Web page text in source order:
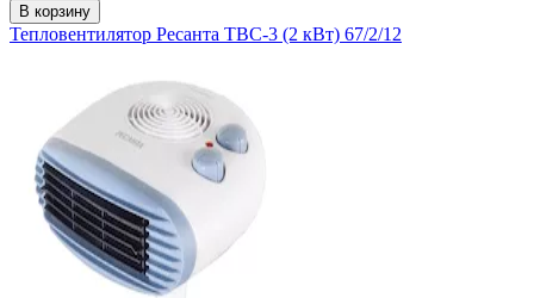
В корзину
Тепловентилятор Ресанта ТВС-3 (2 кВт) 67/2/12